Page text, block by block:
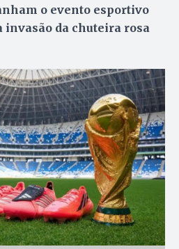
o evento esportivo
invasão da chuteira rosa